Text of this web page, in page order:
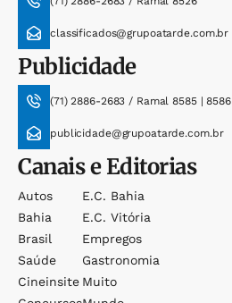
classificados@grupoatarde.com.br
Publicidade
(71) 2886-2683 / Ramal 8585 | 8586
publicidade@grupoatarde.com.br
Canais e Editorias
Autos
Bahia
Brasil
Saúde
Cineinsite
E.c. Bahia
E.c. Vitória
Empregos
Gastronomia
Muito